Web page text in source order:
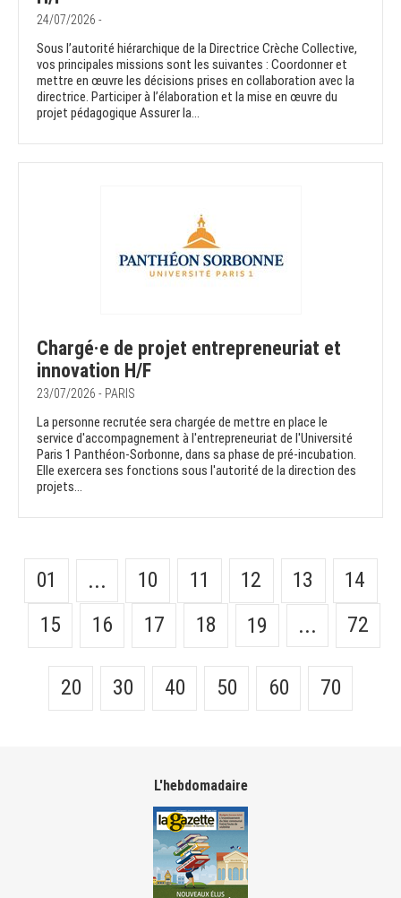
24/07/2026 -
Sous l’autorité hiérarchique de la Directrice Crèche Collective,
vos principales missions sont les suivantes : Coordonner et
mettre en œuvre les décisions prises en collaboration avec la
directrice. Participer à l’élaboration et la mise en œuvre du
projet pédagogique Assurer la...
Chargé·e de projet entrepreneuriat et
innovation H/F
23/07/2026 - PARIS
La personne recrutée sera chargée de mettre en place le
service d'accompagnement à l'entrepreneuriat de l'Université
Paris 1 Panthéon-Sorbonne, dans sa phase de pré-incubation.
Elle exercera ses fonctions sous l'autorité de la direction des
projets...
01 ... 10 11 12 13
14
15
16 17 18 19 ... 72
20 30 40 50 60 70
L'hebdomadaire